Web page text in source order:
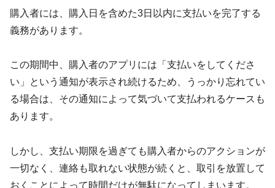
購入者には、購入日を含めた3日以内に支払いを完了する
義務があります。
この期間中、購入者のアプリには「支払いをしてくださ
い」という通知が表示され続けるため、うっかり忘れてい
る場合は、その通知によって気づいて支払われるケースも
あります。
しかし、支払い期限を過ぎても購入者からのアクションが
一切なく、連絡も取れない状態が続くと、取引を放置して
おくことによって時間だけが無駄になってしまいます。